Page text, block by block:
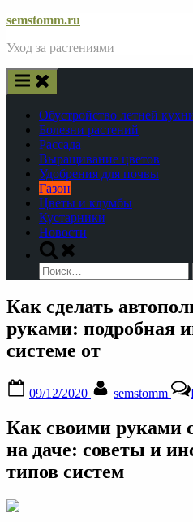
Skip
content
semstomm.ru
Уход за растениями
Обустройство летней
Болезни растений
Рассада
Выращивание цветов
Удобрения для почвы
Газон
Цветы и клумбы
Кустарники
Новости
Toggle
search
form
Найти:
Как сделать
руками: подробная
системе от
on
09/12/2020 semstomm
Как своими руками
на даче: советы и
типов систем